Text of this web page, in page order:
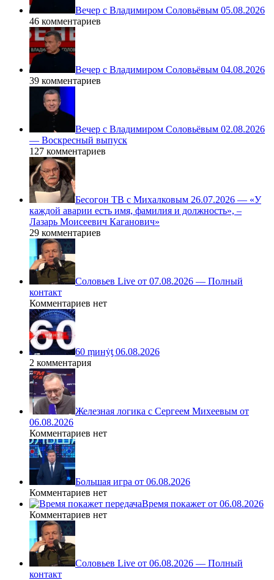
Вечер с Владимиром Соловьёвым 05.08.2026
46 комментариев
Вечер с Владимиром Соловьёвым 04.08.2026
39 комментариев
Вечер с Владимиром Соловьёвым 02.08.2026
— Воскресный выпуск
127 комментариев
Бесогон ТВ с Михалковым 26.07.2026 — «У
каждой аварии есть имя, фамилия и должность», –
Лазарь Моисеевич Каганович»
29 комментариев
Соловьев Live от 07.08.2026 — Полный
контакт
Комментариев нет
60 ṃинẏƫ 06.08.2026
2 комментария
Железная логика с Сергеем Михеевым от
06.08.2026
Комментариев нет
Большая игра от 06.08.2026
Комментариев нет
Время покажет от 06.08.2026
Комментариев нет
Соловьев Live от 06.08.2026 — Полный
контакт